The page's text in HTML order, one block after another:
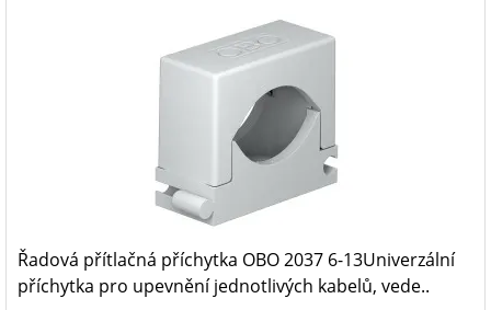
Řadová přítlačná příchytka OBO 2037 6-13Univerzální
příchytka pro upevnění jednotlivých kabelů, vede..